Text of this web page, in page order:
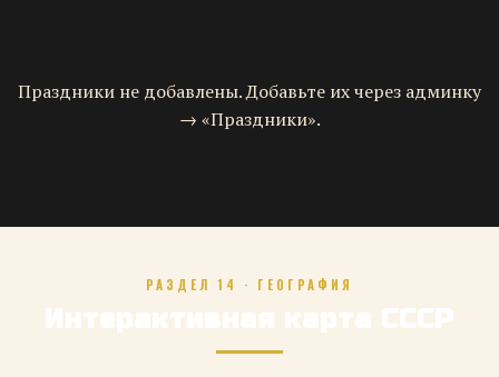
Праздники не добавлены. Добавьте их через админку
→ «Праздники».
РАЗДЕЛ 14 · ГЕОГРАФИЯ
Интерактивная карта СССР